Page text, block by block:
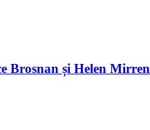
Brosnan și Helen Mirren